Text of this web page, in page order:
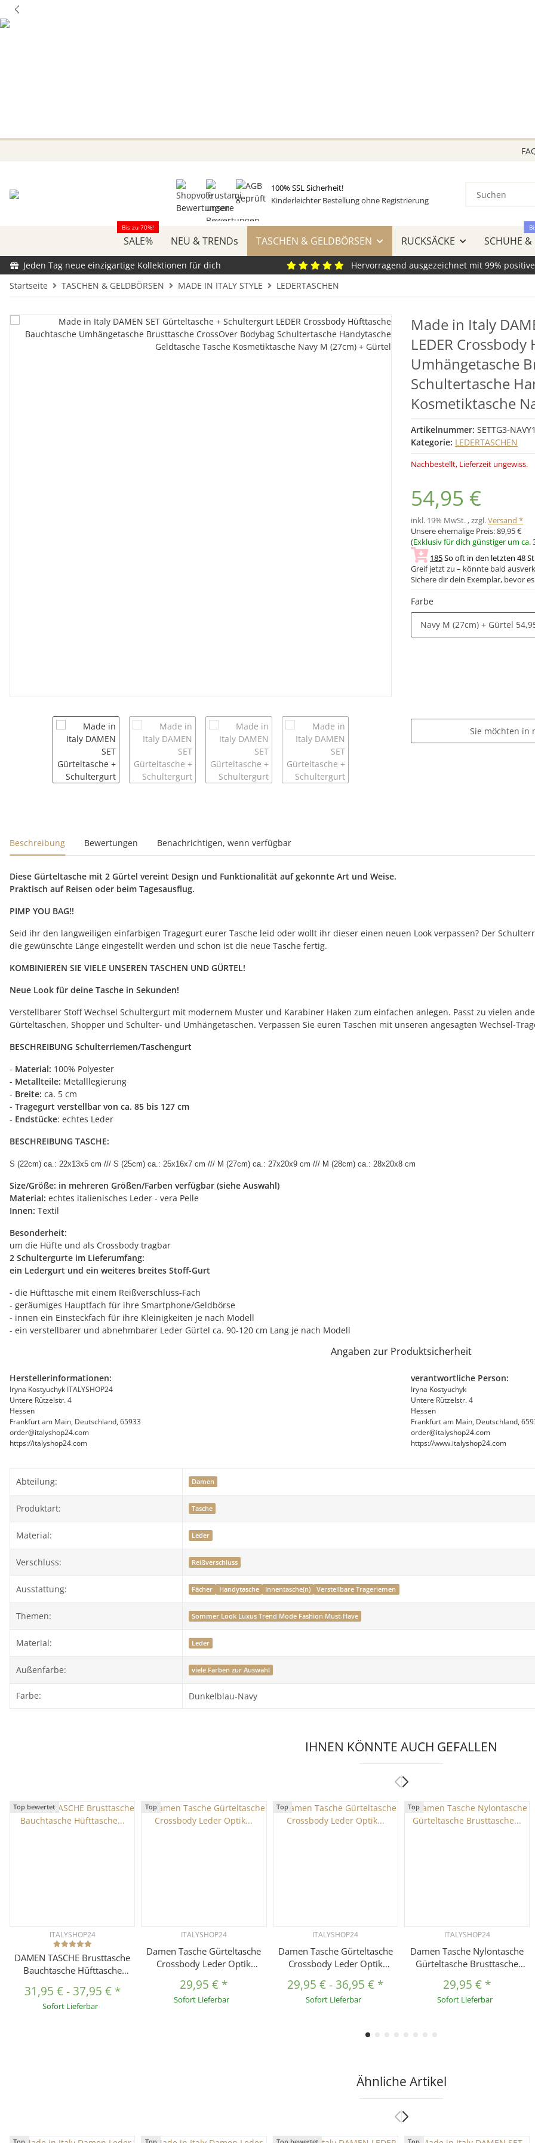
100% SSL Sicherheit!
Kinderleichter Bestellung ohne Registrierung
SALE%
Bis zu 70%!
NEU & TRENDs TASCHEN & GELDBÖRSEN RUCKSÄCKE SCHUHE &
Jeden Tag neue einzigartige Kollektionen für dich
Hervorragend ausgezeichnet mit 99%
Startseite
TASCHEN & GELDBÖRSEN MADE IN ITALY STYLE LEDERTASCHEN
Made in Italy
LEDER
Umhängetasche
Schultertasche
Kosmetiktasche
Artikelnummer: SETTG3-
Kategorie: LEDERTASCHEN
Nachbestellt, Lieferzeit ungewiss.
54,95 €
inkl. 19% MwSt. , zzgl.Versand *
Unsere ehemalige Preis:89,95 €
(Exklusiv für dich günstiger um ca.
185So oft in den letzten 48
Greif jetzt zu – könnte bald
Sichere dir dein Exemplar, bevor
Farbe
Navy M (27cm) + Gürtel
Sie möchten in
Beschreibung Bewertungen Benachrichtigen, wenn verfügbar
Diese Gürteltasche mit 2 Gürtel vereint Design und Funktionalität auf gekonnte Art und Weise.
Praktisch auf Reisen oder beim Tagesausflug.
PIMP YOU BAG!!
Seid ihr den langweiligen einfarbigen Tragegurt eurer Tasche leid oder wollt ihr dieser einen neuen Look verpassen? Der
die gewünschte Länge eingestellt werden und schon ist die neue Tasche fertig.
KOMBINIEREN SIE VIELE UNSEREN TASCHEN UND GÜRTEL!
Neue Look für deine Tasche in Sekunden!
Verstellbarer Stoff Wechsel Schultergurt mit modernem Muster und Karabiner Haken zum einfachen anlegen. Passt zu vielen
Gürteltaschen, Shopper und Schulter- und Umhängetaschen. Verpassen Sie euren Taschen mit unseren angesagten Wechsel-
BESCHREIBUNG Schulterriemen/Taschengurt
- Material: 100% Polyester
- Metallteile: Metalllegierung
- Breite: ca. 5 cm
- Tragegurt verstellbar von ca. 85 bis 127 cm
- Endstücke: echtes Leder
BESCHREIBUNG TASCHE:
S (22cm) ca.: 22x13x5 cm /// S (25cm) ca.: 25x16x7 cm /// M (27cm) ca.: 27x20x9 cm /// M (28cm) ca.: 28x20x8 cm
Size/Größe: in mehreren Größen/Farben verfügbar (siehe Auswahl)
Material: echtes italienisches Leder - vera Pelle
Innen: Textil
Besonderheit:
um die Hüfte und als Crossbody tragbar
2 Schultergurte im Lieferumfang:
ein Ledergurt und ein weiteres breites Stoff-Gurt
- die Hüfttasche mit einem Reißverschluss-Fach
- geräumiges Hauptfach für ihre Smartphone/Geldbörse
- innen ein Einsteckfach für ihre Kleinigkeiten je nach Modell
- ein verstellbarer und abnehmbarer Leder Gürtel ca. 90-120 cm Lang je nach Modell
Angaben zur Produktsicherheit
Herstellerinformationen:
Iryna Kostyuchyk ITALYSHOP24
Untere Rützelstr. 4
Hessen
Frankfurt am Main, Deutschland, 65933
order@italyshop24.com
https://italyshop24.com
verantwortliche Person:
Iryna Kostyuchyk
Untere Rützelstr. 4
Hessen
Frankfurt am Main, Deutschland,
order@italyshop24.com
https://www.italyshop24.com
Abteilung: Damen
Produktart: Tasche
Material: Leder
Verschluss: Reißverschluss
Ausstattung: Fächer Handytasche Innentasche(n) Verstellbare Trageriemen
Themen: Sommer Look Luxus Trend Mode Fashion Must-Have
Material: Leder
Außenfarbe: viele Farben zur Auswahl
Farbe: Dunkelblau-Navy
IHNEN KÖNNTE AUCH GEFALLEN
Top bewertet
ITALYSHOP24
DAMEN TASCHE Brusttasche
Bauchtasche Hüfttasche
Schultertasche
Umhängetasche Kunstleder
31,95 €-37,95 € *
Sofort Lieferbar
Top
ITALYSHOP24
Damen Tasche Gürteltasche
Crossbody Leder Optik
Umhängetasche Cross-Over
Bodybag Schultertasche
29,95 € *
Sofort Lieferbar
Top
ITALYSHOP24
Damen Tasche Gürteltasche
Crossbody Leder Optik
Umhängetasche Cross-Over
Bodybag Schultertasche
29,95 €-36,95 € *
Sofort Lieferbar
Top
ITALYSHOP24
Damen Tasche Nylontasche
Gürteltasche Brusttasche
Bauchtasche Bodybag
Umhängetasche Cross-Over
29,95 € *
Sofort Lieferbar
Ähnliche Artikel